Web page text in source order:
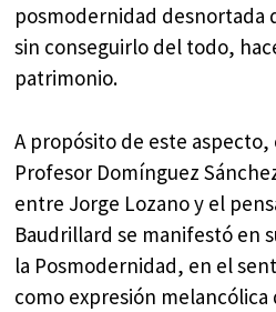
posmodernidad desnortada
sin conseguirlo del todo,
patrimonio.
A propósito de este
Profesor Domínguez
entre Jorge Lozano y el
Baudrillard se manifestó en
la Posmodernidad, en el
como expresión melancólica